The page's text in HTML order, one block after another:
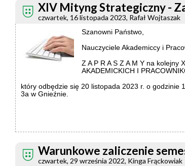
XIV Mityng Strategiczny -
czwartek, 16 listopada 2023, Rafał Wojtaszak
Szanowni Państwo,
Nauczyciele Akademiccy i
Z A P R A S Z A M Y na kolejny
AKADEMICKICH I
który odbędzie się 20 listopada 2023 r. o godzinie
3a w Gnieźnie.
Warunkowe zaliczenie
czwartek, 29 września 2022, Kinga Frąckowiak